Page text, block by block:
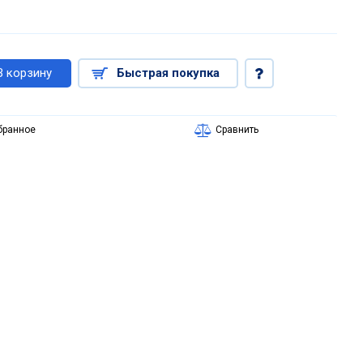
корзину Быстрая покупка
Сравнить